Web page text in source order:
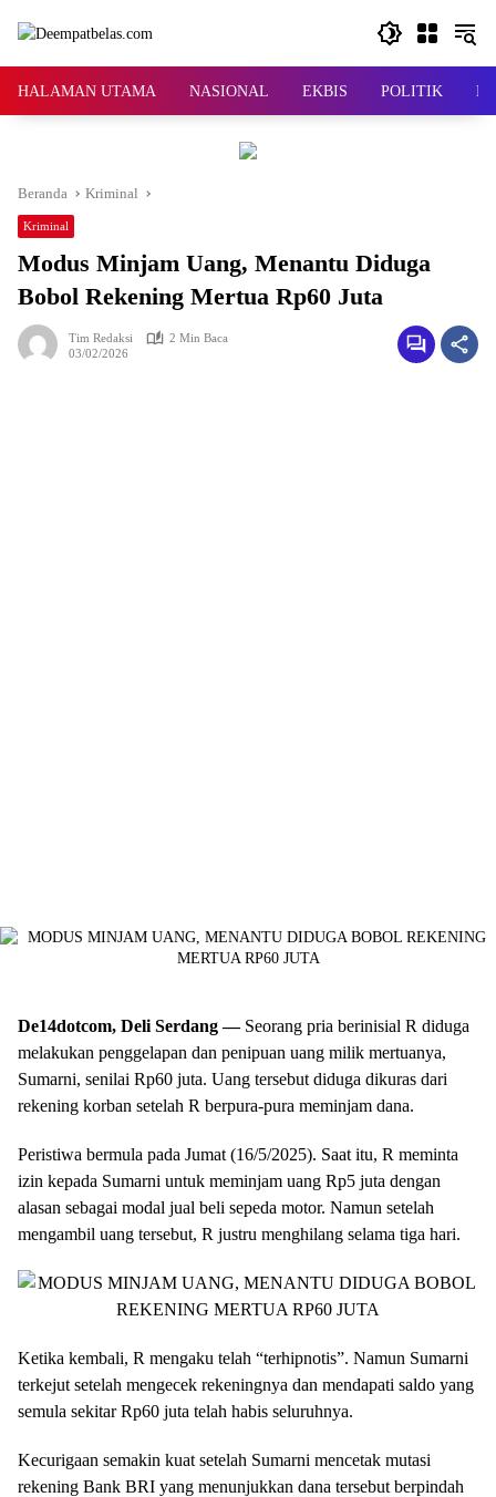
HALAMAN UTAMA NASIONAL EKBIS POLITIK
Beranda Kriminal
Kriminal
Modus Minjam Uang, Menantu Diduga
Bobol Rekening Mertua Rp60 Juta
Tim Redaksi
2 Min Baca
03/02/2026
De14dotcom, Deli Serdang —Seorang pria berinisial R diduga
melakukan penggelapan dan penipuan uang milik mertuanya,
Sumarni, senilai Rp60 juta. Uang tersebut diduga dikuras dari
rekening korban setelah R berpura-pura meminjam dana.
Peristiwa bermula pada Jumat (16/5/2025). Saat itu, R meminta
izin kepada Sumarni untuk meminjam uang Rp5 juta dengan
alasan sebagai modal jual beli sepeda motor. Namun setelah
mengambil uang tersebut, R justru menghilang selama tiga hari.
Ketika kembali, R mengaku telah “terhipnotis”. Namun Sumarni
terkejut setelah mengecek rekeningnya dan mendapati saldo yang
semula sekitar Rp60 juta telah habis seluruhnya.
Kecurigaan semakin kuat setelah Sumarni mencetak mutasi
rekening Bank BRI yang menunjukkan dana tersebut berpindah